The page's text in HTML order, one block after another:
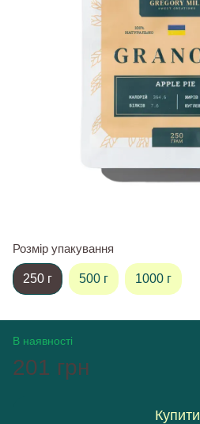
Розмір упакування
250 г 500 г 1000 г
В наявності
201 грн
Купити